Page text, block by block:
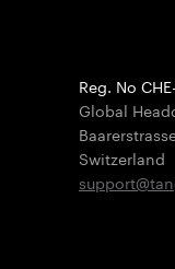
Reg. No
Global
Switzerland